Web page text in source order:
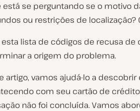
está se perguntando se o motivo
ou restrições de localização?
esta lista de códigos de recusa
a origem do problema.
artigo, vamos ajudá-lo a
com seu cartão de
não foi concluída. Vamos